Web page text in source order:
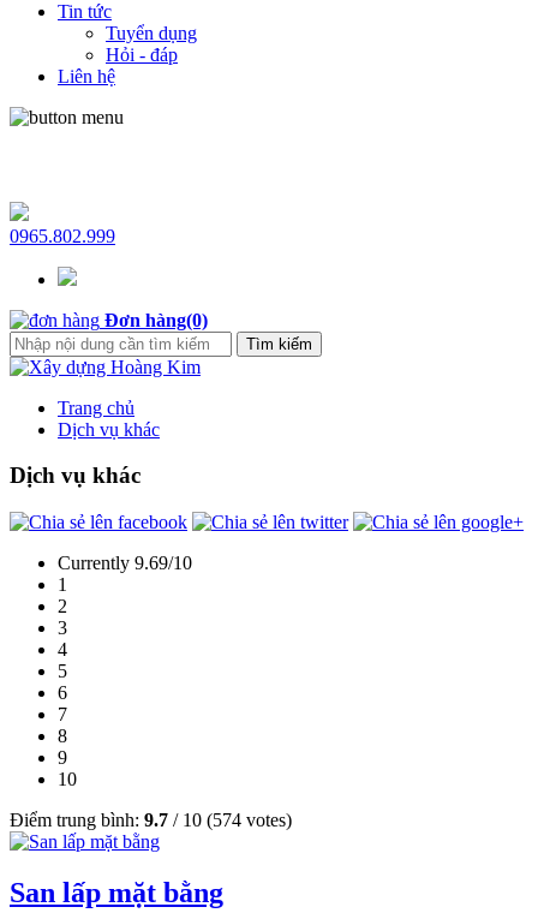
Tin tức
Tuyển dụng
Hỏi - đáp
Liên hệ
0965.802.999
Đơn hàng(0)
Trang chủ
Dịch vụ khác
Dịch vụ khác
Currently 9.69/10
1
2
3
4
5
6
7
8
9
10
Điểm trung bình: 9.7 / 10 (574 votes)
San lấp mặt bằng